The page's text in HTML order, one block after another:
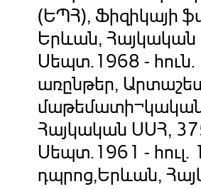
(ԵՊՀ), Ֆիզիկայի
Երևան,
Սեպտ.1968 -
առընթեր,
Հայկական ՍՍՀ,
Սեպտ.1961 - հուլ.
դպրոց,Երևան,